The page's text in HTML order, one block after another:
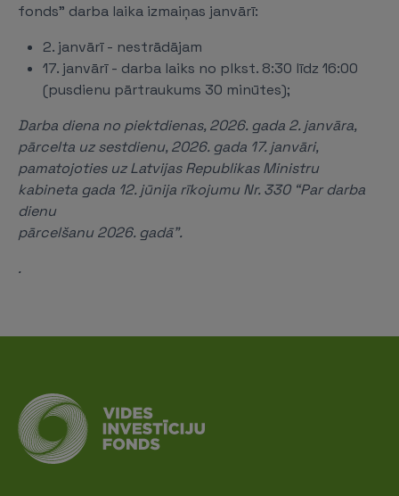
fonds" darba laika izmaiņas janvārī:
2. janvārī - nestrādājam
17. janvārī - darba laiks no plkst. 8:30 līdz 16:00
(pusdienu pārtraukums 30 minūtes);
Darba diena no piektdienas, 2026. gada 2. janvāra,
pārcelta uz sestdienu, 2026. gada 17. janvāri,
pamatojoties uz Latvijas Republikas Ministru
kabineta gada 12. jūnija rīkojumu Nr. 330 “Par darba
dienu
pārcelšanu 2026. gadā”.
.